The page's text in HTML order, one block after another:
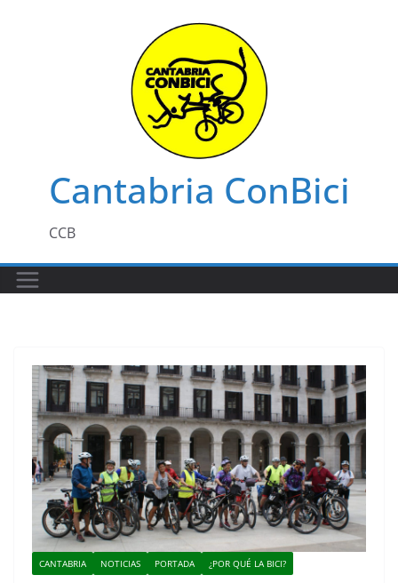
Cantabria ConBici
CCB
CANTABRIA NOTICIAS PORTADA ¿POR QUÉ LA BICI?